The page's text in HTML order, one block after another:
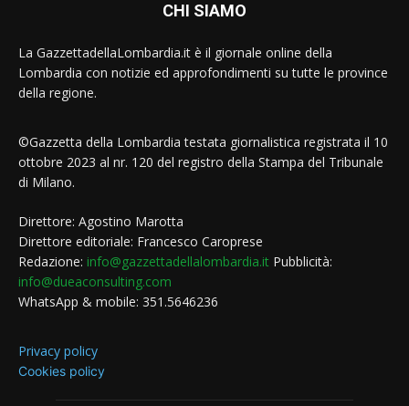
CHI SIAMO
La GazzettadellaLombardia.it è il giornale online della
Lombardia con notizie ed approfondimenti su tutte le province
della regione.
©Gazzetta della Lombardia testata giornalistica registrata il 10
ottobre 2023 al nr. 120 del registro della Stampa del Tribunale
di Milano.
Direttore: Agostino Marotta
Direttore editoriale: Francesco Caroprese
Redazione: info@gazzettadellalombardia.it Pubblicità:
info@dueaconsulting.com
WhatsApp & mobile: 351.5646236
Privacy policy
Cookies policy